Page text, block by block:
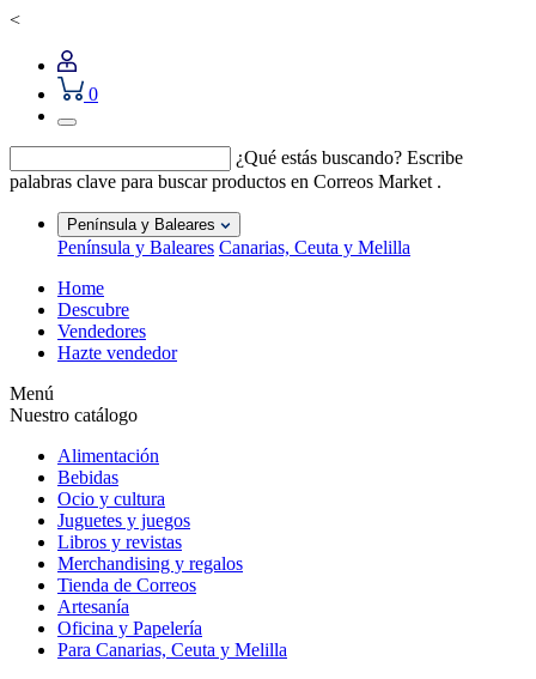
<
0
¿Qué estás buscando? Escribe
palabras clave para buscar productos en Correos Market .
Península y Baleares
Península y Baleares Canarias, Ceuta y Melilla
Home
Descubre
Vendedores
Hazte vendedor
Menú
Nuestro catálogo
Alimentación
Bebidas
Ocio y cultura
Juguetes y juegos
Libros y revistas
Merchandising y regalos
Tienda de Correos
Artesanía
Oficina y Papelería
Para Canarias, Ceuta y Melilla